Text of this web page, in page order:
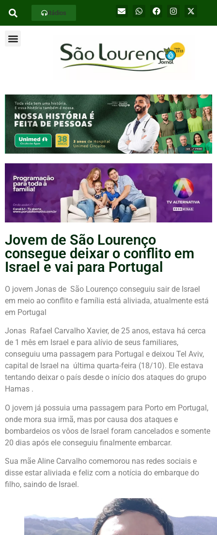
Rádios
Jovem de São Lourenço
consegue deixar o conflito em
Israel e vai para Portugal
O jovem Jonas de São Lourenço conseguiu sair de Israel
em meio ao conflito e família está aliviada, atualmente está
em Portugal
Jonas Rafael Carvalho Xavier, de 25 anos, estava há cerca
de 1 mês em Israel e para alívio de seus familiares,
conseguiu uma passagem para Portugal e deixou Tel Aviv,
capital de Israel na última quarta-feira (18/10). Ele estava
tentando deixar o país desde o início dos ataques do grupo
Hamas .
O jovem já possuia uma passagem para Porto em Portugal,
onde mora sua irmã, mas por causa dos ataques e
bombardeios os vôos de Israel foram cancelados e somente
20 dias após ele conseguiu finalmente embarcar.
Sua mãe Aline Carvalho comemorou nas redes sociais e
disse estar aliviada e feliz com a notícia do embarque do
filho, saindo de Israel.